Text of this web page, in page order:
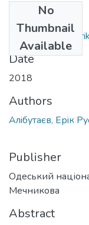
No
Thumbnail
Available
Date
2018
Authors
Алiбутаєв, Ерiк
Publisher
Одеський
Мечникова
Abstract